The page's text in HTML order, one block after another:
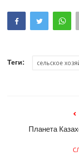
Теги: сельское
Планета